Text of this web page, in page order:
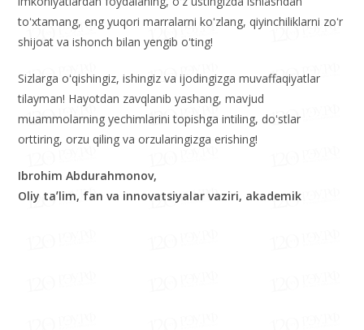
malaka oshirishingiz uchun turli tanlovlar tashkil etilmoqda. Bu
imkoniyatlardan foydalaning, oʻz ustingizda ishlashdan
toʻxtamang, eng yuqori marralarni koʻzlang, qiyinchiliklarni zoʻr
shijoat va ishonch bilan yengib oʻting!
Sizlarga oʻqishingiz, ishingiz va ijodingizga muvaffaqiyatlar
tilayman! Hayotdan zavqlanib yashang, mavjud
muammolarning yechimlarini topishga intiling, doʻstlar
orttiring, orzu qiling va orzularingizga erishing!
Ibrohim Abdurahmonov,